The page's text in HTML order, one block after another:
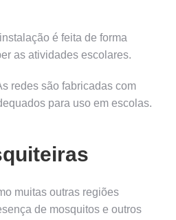
é feita de forma
as atividades escolares.
redes são fabricadas com
para uso em escolas.
muitas outras regiões
de mosquitos e outros